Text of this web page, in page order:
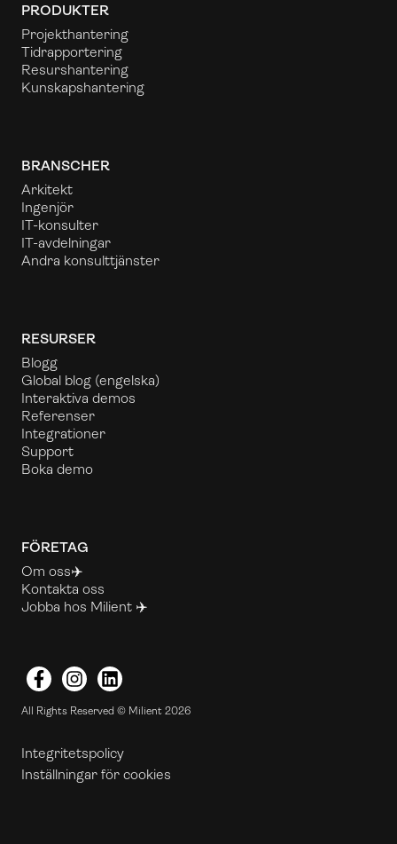
PRODUKTER
Projekthantering
Tidrapportering
Resurshantering
Kunskapshantering
BRANSCHER
Arkitekt
Ingenjör
IT-konsulter
IT-avdelningar
Andra konsulttjänster
RESURSER
Blogg
Global blog (engelska)
Interaktiva demos
Referenser
Integrationer
Support
Boka demo
FÖRETAG
Om oss✈️
Kontakta oss
Jobba hos Milient ✈️
FacebookInstagramLinkedIn
All Rights Reserved © Milient 2026
Integritetspolicy
Inställningar för cookies